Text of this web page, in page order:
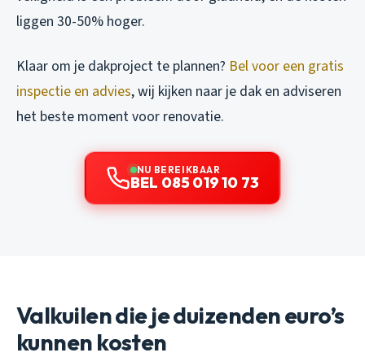
liggen 30-50% hoger.
Klaar om je dakproject te plannen? Bel voor een gratis
inspectie en advies, wij kijken naar je dak en adviseren
het beste moment voor renovatie.
NU BEREIKBAAR
BEL 085 019 10 73
Valkuilen die je duizenden euro’s
kunnen kosten